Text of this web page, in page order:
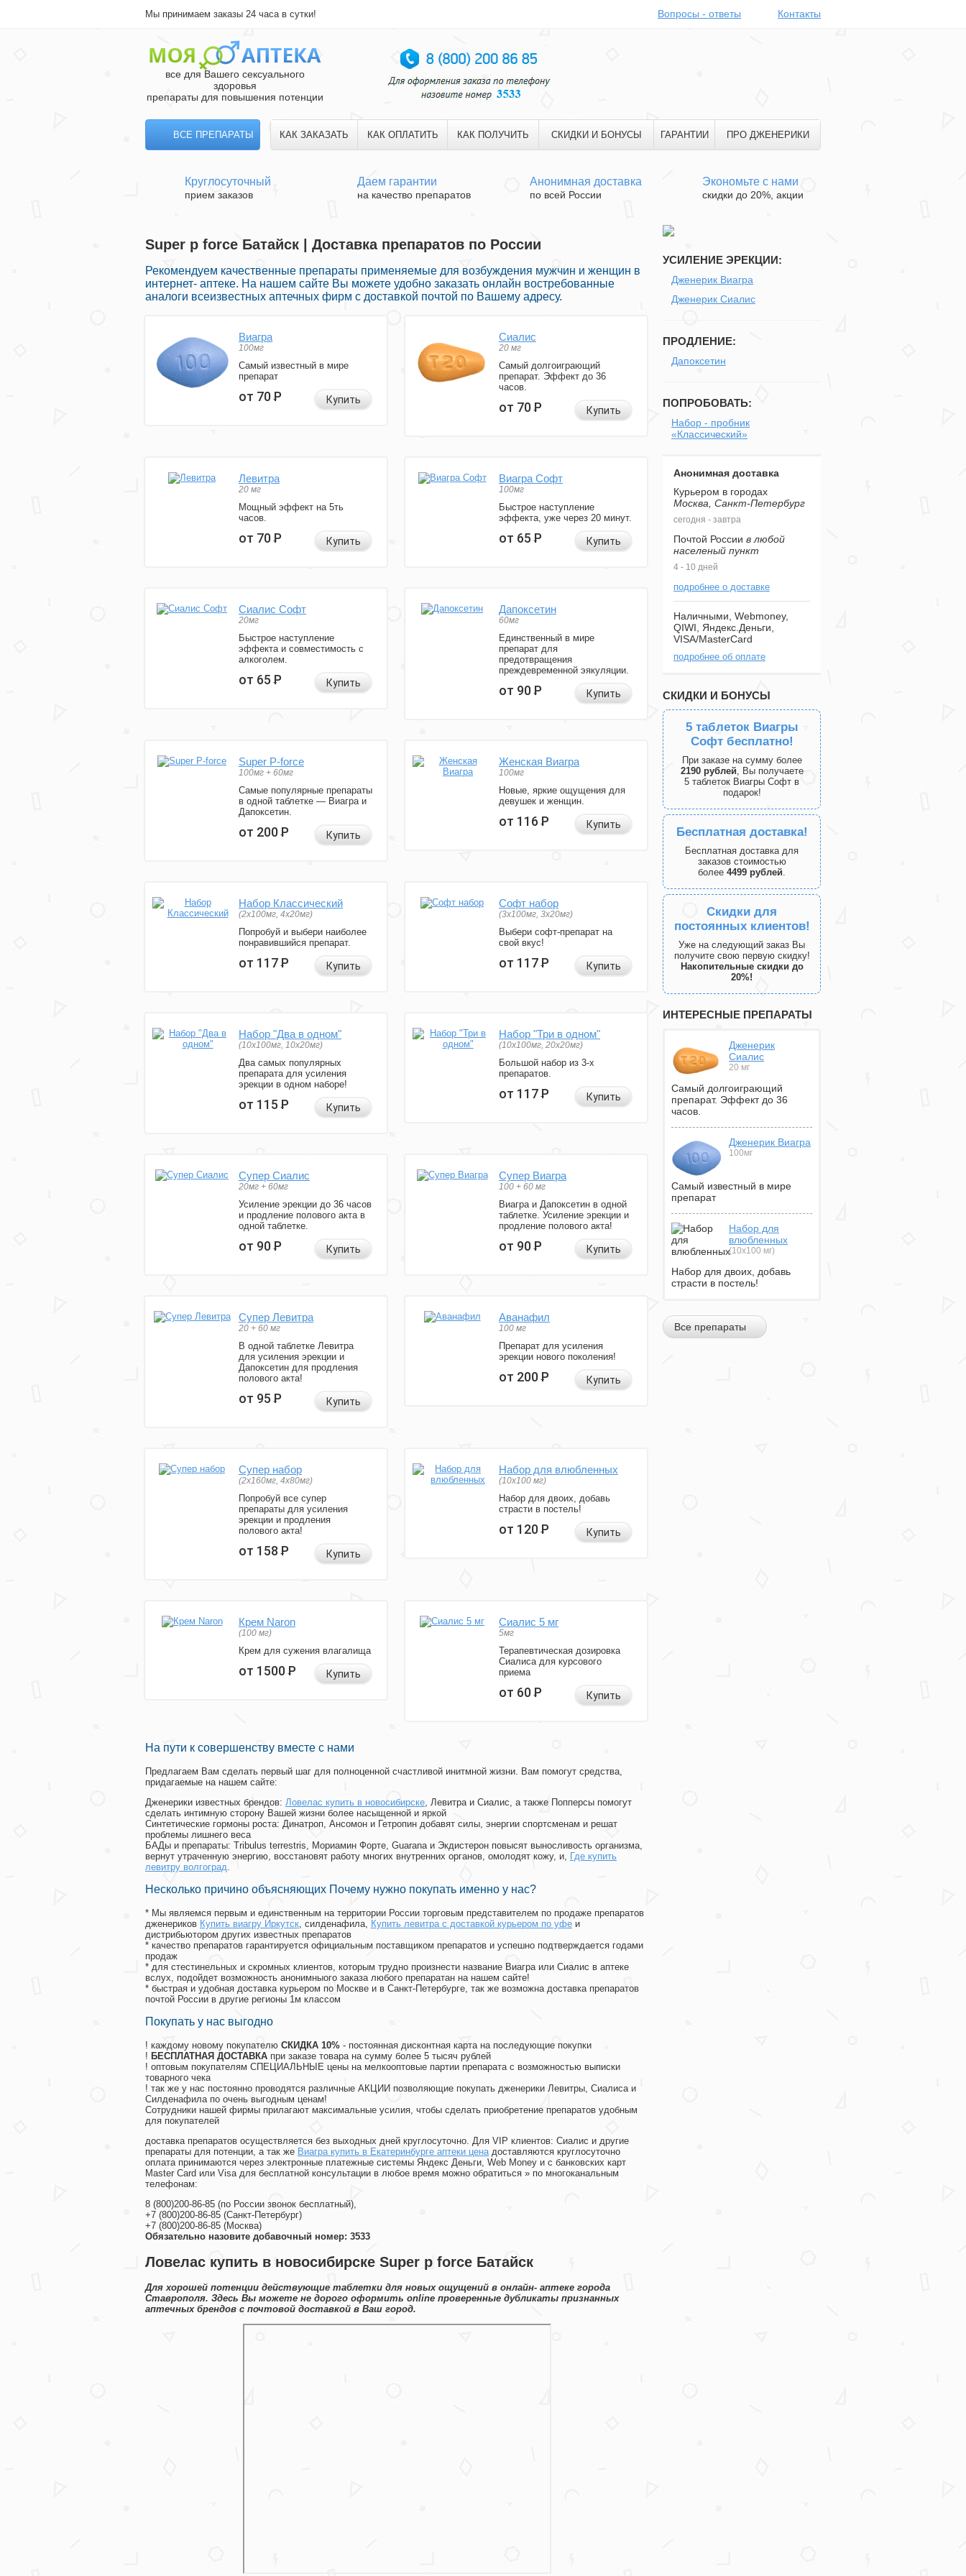
Мы принимаем заказы 24 часа в сутки! Вопросы - ответы Контакты
все для Вашего сексуального
здоровья
препараты для повышения потенции
ВСЕ ПРЕПАРАТЫ КАК ЗАКАЗАТЬ КАК ОПЛАТИТЬ КАК ПОЛУЧИТЬ СКИДКИ И БОНУСЫ ГАРАНТИИ ПРО ДЖЕНЕРИКИ
Круглосуточный
прием заказов
Даем гарантии
на качество препаратов
Анонимная доставка
по всей России
Экономьте с нами
скидки до 20%, акции
Super p force Батайск | Доставка препаратов по России
Рекомендуем качественные препараты применяемые для возбуждения мужчин и женщин в
интернет- аптеке. На нашем сайте Вы можете удобно заказать онлайн востребованные
аналоги всеизвестных аптечных фирм с доставкой почтой по Вашему адресу.
Виагра
100мг
Самый известный в мире
препарат
от 70Р Купить
Сиалис
20 мг
Самый долгоиграющий
препарат. Эффект до 36
часов.
от 70Р Купить
Левитра
20 мг
Мощный эффект на 5ть
часов.
от 70Р Купить
Виагра Софт
100мг
Быстрое наступление
эффекта, уже через 20 минут.
от 65Р Купить
Сиалис Софт
20мг
Быстрое наступление
эффекта и совместимость с
алкоголем.
от 65Р Купить
Дапоксетин
60мг
Единственный в мире
препарат для
предотвращения
преждевременной эякуляции.
от 90Р Купить
Super P-force
100мг + 60мг
Самые популярные препараты
в одной таблетке — Виагра и
Дапоксетин.
от 200Р Купить
Женская Виагра
100мг
Новые, яркие ощущения для
девушек и женщин.
от 116Р Купить
Набор Классический
(2x100мг, 4x20мг)
Попробуй и выбери наиболее
понравившийся препарат.
от 117Р Купить
Софт набор
(3x100мг, 3x20мг)
Выбери софт-препарат на
свой вкус!
от 117Р Купить
Набор "Два в одном"
(10x100мг, 10x20мг)
Два самых популярных
препарата для усиления
эрекции в одном наборе!
от 115Р Купить
Набор "Три в одном"
(10x100мг, 20x20мг)
Большой набор из 3-х
препаратов.
от 117Р Купить
Супер Сиалис
20мг + 60мг
Усиление эрекции до 36 часов
и продление полового акта в
одной таблетке.
от 90Р Купить
Супер Виагра
100 + 60 мг
Виагра и Дапоксетин в одной
таблетке. Усиление эрекции и
продление полового акта!
от 90Р Купить
Супер Левитра
20 + 60 мг
В одной таблетке Левитра
для усиления эрекции и
Дапоксетин для продления
полового акта!
от 95Р Купить
Аванафил
100 мг
Препарат для усиления
эрекции нового поколения!
от 200Р Купить
Супер набор
(2х160мг, 4х80мг)
Попробуй все супер
препараты для усиления
эрекции и продления
полового акта!
от 158Р Купить
Набор для влюбленных
(10х100 мг)
Набор для двоих, добавь
страсти в постель!
от 120Р Купить
Крем Naron
(100 мг)
Крем для сужения влагалища
от 1500Р Купить
Сиалис 5 мг
5мг
Терапевтическая дозировка
Сиалиса для курсового
приема
от 60Р Купить
На пути к совершенству вместе с нами
Предлагаем Вам сделать первый шаг для полноценной счастливой инитмной жизни. Вам помогут средства,
придагаемые на нашем сайте:
Дженерики известных брендов: Ловелас купить в новосибирске, Левитра и Сиалис, а также Попперсы помогут
сделать интимную сторону Вашей жизни более насыщенной и яркой
Синтетические гормоны роста: Динатроп, Ансомон и Гетропин добавят силы, энергии спортсменам и решат
проблемы лишнего веса
БАДы и препараты: Tribulus terrestris, Мориамин Форте, Guarana и Экдистерон повысят выносливость организма,
вернут утраченную энергию, восстановят работу многих внутренних органов, омолодят кожу, и, Где купить
левитру волгоград.
Несколько причино объясняющих Почему нужно покупать именно у нас?
* Мы являемся первым и единственным на территории России торговым представителем по продаже препаратов
дженериков Купить виагру Иркутск, силденафила, Купить левитра с доставкой курьером по уфе и
дистрибьютором других известных препаратов
* качество препаратов гарантируется официальным поставщиком препаратов и успешно подтверждается годами
продаж
* для стестинельных и скромных клиентов, которым трудно произнести название Виагра или Сиалис в аптеке
вслух, подойдет возможность анонимныого заказа любого препаратан на нашем сайте!
* быстрая и удобная доставка курьером по Москве и в Санкт-Петербурге, так же возможна доставка препаратов
почтой России в другие регионы 1м классом
Покупать у нас выгодно
! каждому новому покупателю СКИДКА 10% - постоянная дисконтная карта на последующие покупки
! БЕСПЛАТНАЯ ДОСТАВКА при заказе товара на сумму более 5 тысяч рублей
! оптовым покупателям СПЕЦИАЛЬНЫЕ цены на мелкооптовые партии препарата с возможностью выписки
товарного чека
! так же у нас постоянно проводятся различные АКЦИИ позволяющие покупать дженерики Левитры, Сиалиса и
Силденафила по очень выгодным ценам!
Cотрудники нашей фирмы прилагают максимальные усилия, чтобы сделать приобретение препаратов удобным
для покупателей
доставка препаратов осуществляется без выходных дней круглосуточно. Для VIP клиентов: Сиалис и другие
препараты для потенции, а так же Виагра купить в Екатеринбурге аптеки ценадоставляются круглосуточно
оплата принимаются через электронные платежные системы Яндекс Деньги, Web Money и с банковских карт
Master Card или Visa для бесплатной консультации в любое время можно обратиться » по многоканальным
телефонам:
8 (800)200-86-85 (по России звонок бесплатный),
+7 (800)200-86-85 (Санкт-Петербург)
+7 (800)200-86-85 (Москва)
Обязательно назовите добавочный номер: 3533
Ловелас купить в новосибирске Super p force Батайск
Для хорошей потенции действующие таблетки для новых ощущений в онлайн- аптеке города
Ставрополя. Здесь Вы можете не дорого оформить online проверенные дубликаты признанных
аптечных брендов с почтовой доставкой в Ваш город.
УСИЛЕНИЕ ЭРЕКЦИИ:
Дженерик Виагра
Дженерик Сиалис
ПРОДЛЕНИЕ:
Дапоксетин
ПОПРОБОВАТЬ:
Набор - пробник
«Классический»
Анонимная доставка
Курьером в городах
Москва, Санкт-Петербург
сегодня - завтра
Почтой России в любой
населеный пункт
4 - 10 дней
подробнее о доставке
Наличными, Webmoney,
QIWI, Яндекс.Деньги,
VISA/MasterCard
подробнее об оплате
СКИДКИ И БОНУСЫ
5 таблеток Виагры
Софт бесплатно!
При заказе на сумму более
2190 рублей, Вы получаете
5 таблеток Виагры Софт в
подарок!
Бесплатная доставка!
Бесплатная доставка для
заказов стоимостью
более 4499 рублей.
Скидки для
постоянных клиентов!
Уже на следующий заказ Вы
получите свою первую скидку!
Накопительные скидки до
20%!
ИНТЕРЕСНЫЕ ПРЕПАРАТЫ
Дженерик
Сиалис
20 мг
Самый долгоиграющий
препарат. Эффект до 36
часов.
Дженерик Виагра
100мг
Самый известный в мире
препарат
Набор для
влюбленных
(10х100 мг)
Набор для двоих, добавь
страсти в постель!
Все препараты